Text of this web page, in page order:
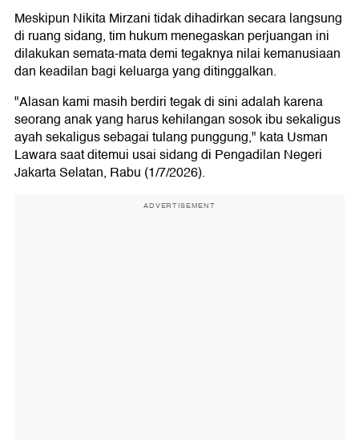
Meskipun Nikita Mirzani tidak dihadirkan secara langsung
di ruang sidang, tim hukum menegaskan perjuangan ini
dilakukan semata-mata demi tegaknya nilai kemanusiaan
dan keadilan bagi keluarga yang ditinggalkan.
"Alasan kami masih berdiri tegak di sini adalah karena
seorang anak yang harus kehilangan sosok ibu sekaligus
ayah sekaligus sebagai tulang punggung," kata Usman
Lawara saat ditemui usai sidang di Pengadilan Negeri
Jakarta Selatan, Rabu (1/7/2026).
ADVERTISEMENT